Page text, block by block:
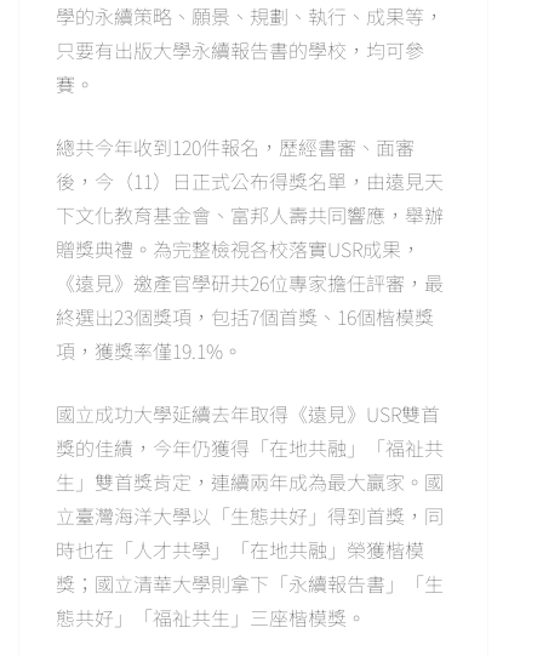
學的永續策略、願景、規劃、執行、成果等，
只要有出版大學永續報告書的學校，均可參
賽。
總共今年收到120件報名，歷經書審、面審
後，今（11）日正式公布得獎名單，由遠見天
下文化教育基金會、富邦人壽共同響應，舉辦
贈獎典禮。為完整檢視各校落實USR成果，
《遠見》邀產官學研共26位專家擔任評審，最
終選出23個獎項，包括7個首獎、16個楷模獎
項，獲獎率僅19.1%。
國立成功大學延續去年取得《遠見》USR雙首
獎的佳績，今年仍獲得「在地共融」「福祉共
生」雙首獎肯定，連續兩年成為最大贏家。國
立臺灣海洋大學以「生態共好」得到首獎，同
時也在「人才共學」「在地共融」榮獲楷模
獎；國立清華大學則拿下「永續報告書」「生
態共好」「福祉共生」三座楷模獎。